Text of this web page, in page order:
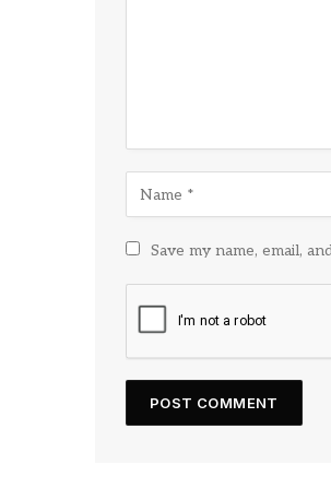
Save my name, email,